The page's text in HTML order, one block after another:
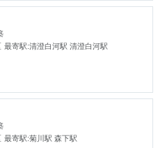
最寄駅:清澄白河駅 清澄白河駅
最寄駅:菊川駅 森下駅